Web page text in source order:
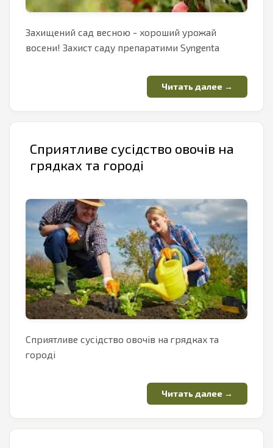
Захищений сад весною - хороший урожай
восени! Захист саду препаратими Syngenta
Сприятливе сусідство овочів на
грядках та городі
Сприятливе сусідство овочів на грядках та
городі